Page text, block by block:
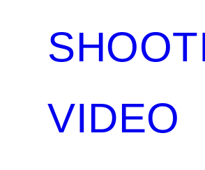
VIDEO